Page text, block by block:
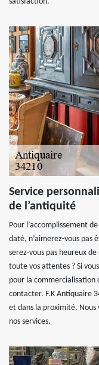
Service
de l’antiquité
Pour l’accomplissement
daté, n’aimerez-vous pas
serez-vous pas heureux
toute vos attentes ? Si
pour la commercialisation
contacter. F.K Antiquaire
et dans la proximité. Nous
nos services.